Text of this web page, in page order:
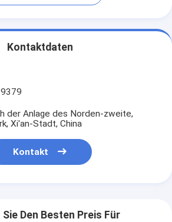
Kontaktdaten
der Anlage des Norden-zweite,
Xi'an-Stadt, China
Kontakt
Sie Den Besten Preis Für